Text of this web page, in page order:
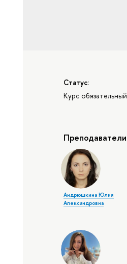
Статус:
Курс обязательный
Преподаватели
Андрюшкина Юлия
Александровна